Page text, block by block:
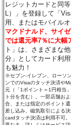
レジットカードと同
L）」を登録して「
用、またはモバイル
マクドナルド、サイ
では還元率7％に大幅
ト」は、さまざまな
分」としてカード利
も魅力！
※セブン‐イレブン、ローソ
ンでのVisaのタッチ決済や
元（「1ポイント＝1円相当
ト分を含む）。一部店舗お
合、または指定のポイント
差し込み、磁気取引による
cardタッチ決済は利用不可